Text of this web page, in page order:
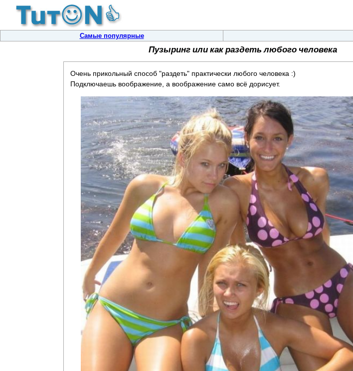
Самые популярные
Пузыринг или как раздеть любого человека
Очень прикольный способ "раздеть" практически любого человека :)
Подключаешь воображение, а воображение само всё дорисует.